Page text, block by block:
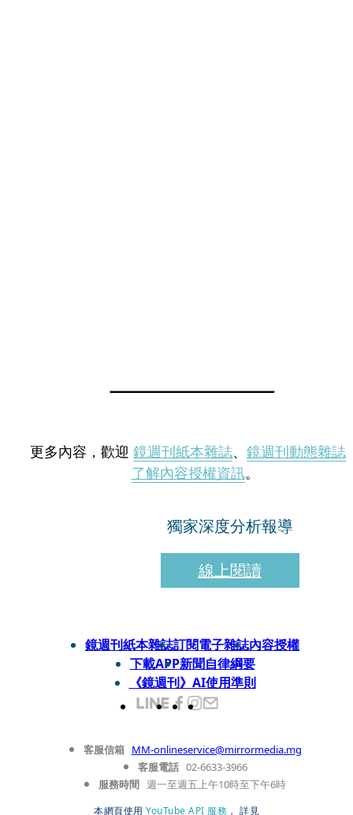
更多內容，歡迎 鏡週刊紙本雜誌、 鏡週刊動態雜誌
了解內容授權資訊。
獨家深度分析報導
線上閱讀
鏡週刊紙本雜誌訂閱電子雜誌內容授權
下載APP新聞自律綱要
《鏡週刊》AI使用準則
客服信箱 MM-onlineservice@mirrormedia.mg
客服電話 02-6633-3966
服務時間 週一至週五上午10時至下午6時
本網頁使用 YouTube API 服務 ， 詳見